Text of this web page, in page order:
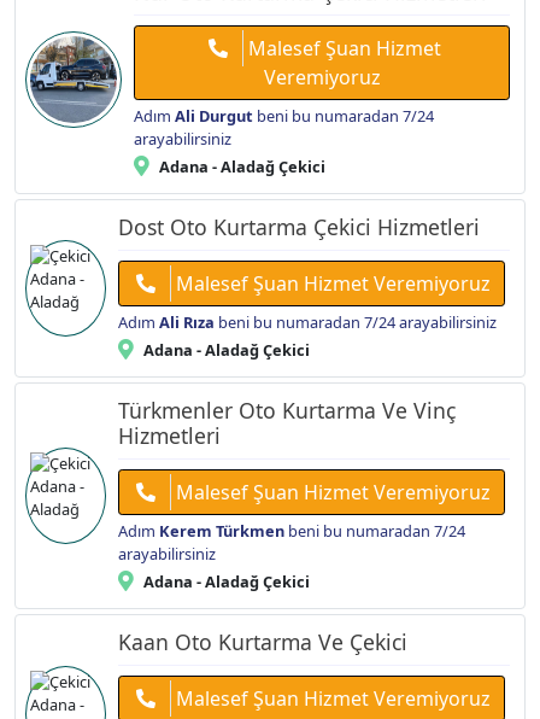
Malesef Şuan Hizmet
Veremiyoruz
Adım Ali Durgut beni bu numaradan 7/24
arayabilirsiniz
Adana - Aladağ Çekici
Dost Oto Kurtarma Çekici Hizmetleri
Malesef Şuan Hizmet Veremiyoruz
Adım Ali Rıza beni bu numaradan 7/24 arayabilirsiniz
Adana - Aladağ Çekici
Türkmenler Oto Kurtarma Ve Vinç
Hizmetleri
Malesef Şuan Hizmet Veremiyoruz
Adım Kerem Türkmenbeni bu numaradan 7/24
arayabilirsiniz
Adana - Aladağ Çekici
Kaan Oto Kurtarma Ve Çekici
Malesef Şuan Hizmet Veremiyoruz